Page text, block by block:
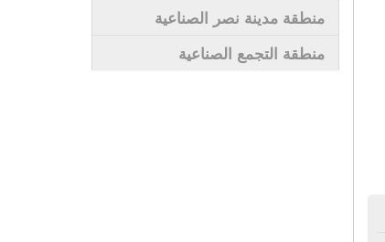
منطقة مدينة نصر الصناعية
منطقة التجمع الصناعية